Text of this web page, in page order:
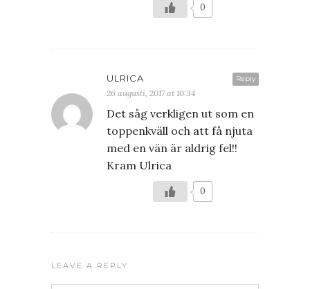
0
Reply
ULRICA
26 augusti, 2017 at 10:34
Det såg verkligen ut som en
toppenkväll och att få njuta
med en vän är aldrig fel!!
Kram Ulrica
0
LEAVE A REPLY